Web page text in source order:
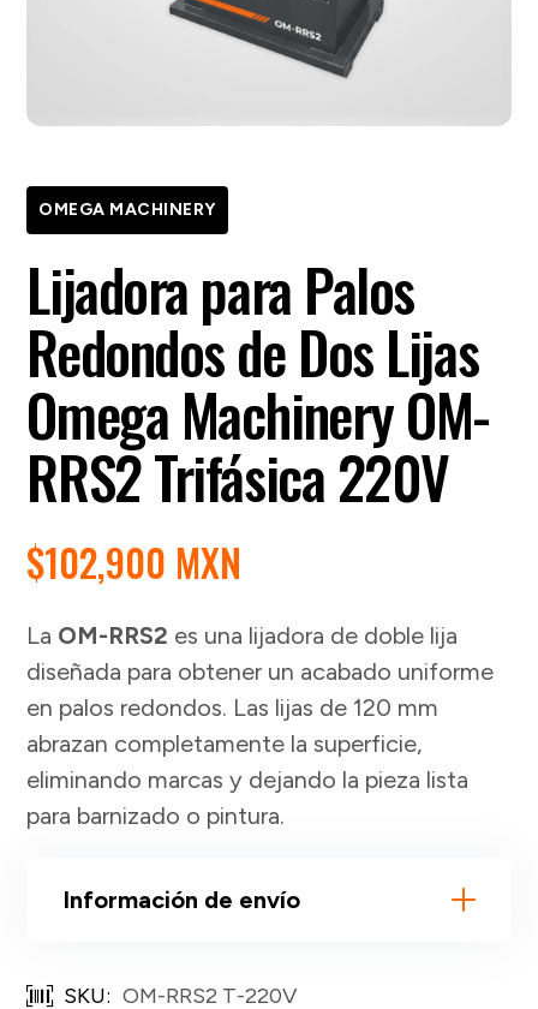
OMEGA MACHINERY
Lijadora para Palos
Redondos de Dos Lijas
Omega Machinery OM-
RRS2 Trifásica 220V
$102,900 MXN
La OM-RRS2 es una lijadora de doble lija
diseñada para obtener un acabado uniforme
en palos redondos. Las lijas de 120 mm
abrazan completamente la superficie,
eliminando marcas y dejando la pieza lista
para barnizado o pintura.
Información de envío
SKU: OM-RRS2 T-220V